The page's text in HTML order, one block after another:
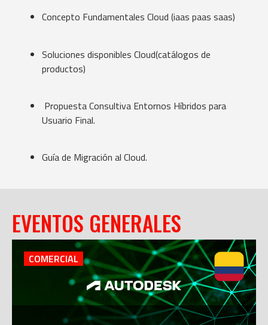
EVENTOS GENERALES
COMERCIAL